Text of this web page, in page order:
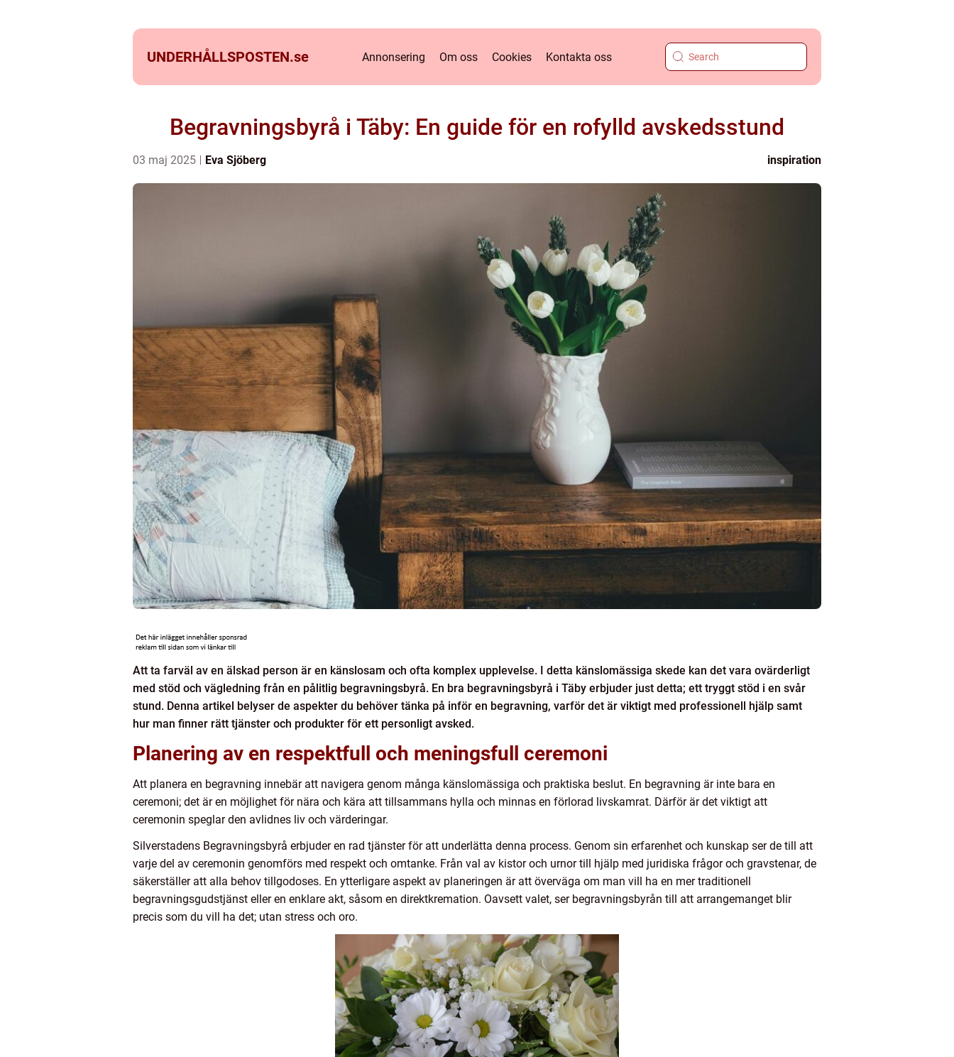
UNDERHÅLLSPOSTEN.se Annonsering Om oss Cookies Kontakta oss
Begravningsbyrå i Täby: En guide för en rofylld avskedsstund
03 maj 2025 Eva Sjöberg inspiration
Att ta farväl av en älskad person är en känslosam och ofta komplex upplevelse. I detta känslomässiga skede kan det vara ovärderligt
med stöd och vägledning från en pålitlig begravningsbyrå. En bra begravningsbyrå i Täby erbjuder just detta; ett tryggt stöd i en svår
stund. Denna artikel belyser de aspekter du behöver tänka på inför en begravning, varför det är viktigt med professionell hjälp samt
hur man finner rätt tjänster och produkter för ett personligt avsked.
Planering av en respektfull och meningsfull ceremoni
Att planera en begravning innebär att navigera genom många känslomässiga och praktiska beslut. En begravning är inte bara en
ceremoni; det är en möjlighet för nära och kära att tillsammans hylla och minnas en förlorad livskamrat. Därför är det viktigt att
ceremonin speglar den avlidnes liv och värderingar.
Silverstadens Begravningsbyrå erbjuder en rad tjänster för att underlätta denna process. Genom sin erfarenhet och kunskap ser de till att
varje del av ceremonin genomförs med respekt och omtanke. Från val av kistor och urnor till hjälp med juridiska frågor och gravstenar, de
säkerställer att alla behov tillgodoses. En ytterligare aspekt av planeringen är att överväga om man vill ha en mer traditionell
begravningsgudstjänst eller en enklare akt, såsom en direktkremation. Oavsett valet, ser begravningsbyrån till att arrangemanget blir
precis som du vill ha det; utan stress och oro.